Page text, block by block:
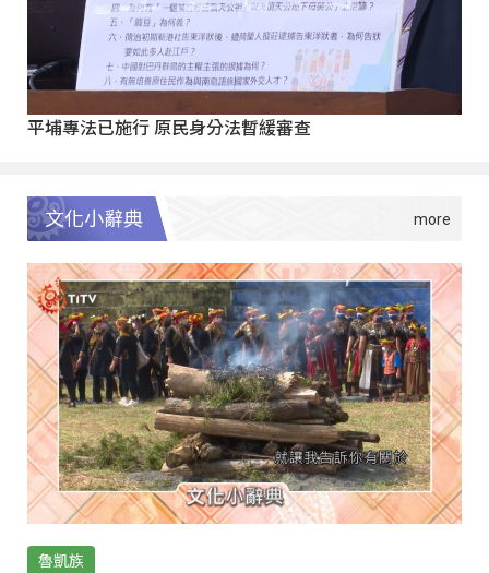
平埔專法已施行 原民身分法暫緩審查
文化小辭典
魯凱族